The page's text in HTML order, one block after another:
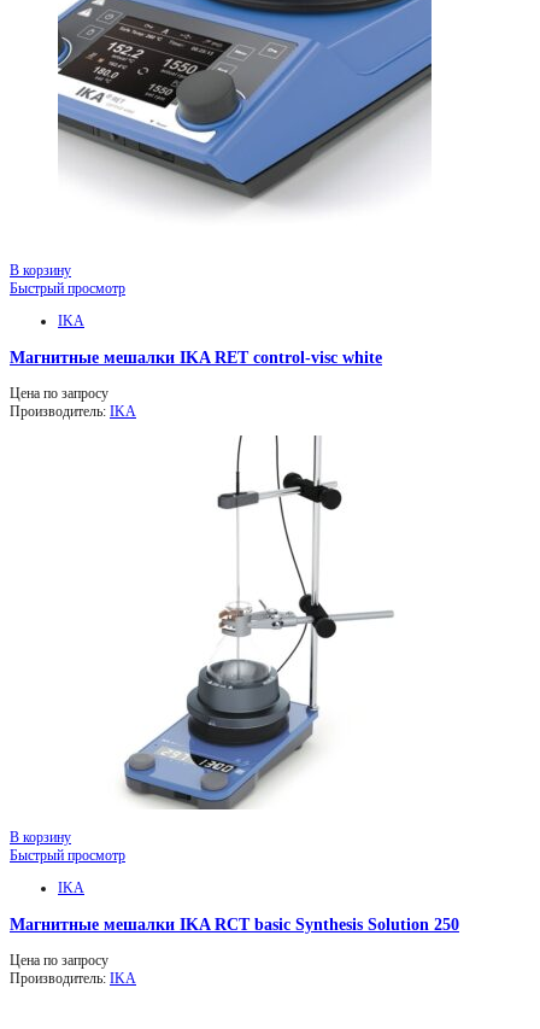
В корзину
Быстрый просмотр
IKA
Магнитные мешалки IKA RET control-visc white
Цена по запросу
Производитель: IKA
В корзину
Быстрый просмотр
IKA
Магнитные мешалки IKA RCT basic Synthesis Solution 250
Цена по запросу
Производитель: IKA